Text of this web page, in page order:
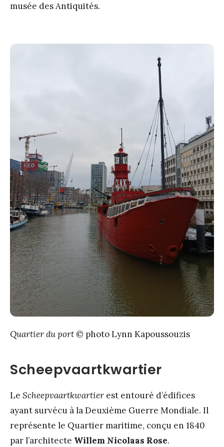
musée des Antiquités.
Quartier du port © photo Lynn Kapoussouzis
Scheepvaartkwartier
Le Scheepvaartkwartier est entouré d’édifices
ayant survécu à la Deuxième Guerre Mondiale. Il
représente le Quartier maritime, conçu en 1840
par l’architecte Willem Nicolaas Rose.